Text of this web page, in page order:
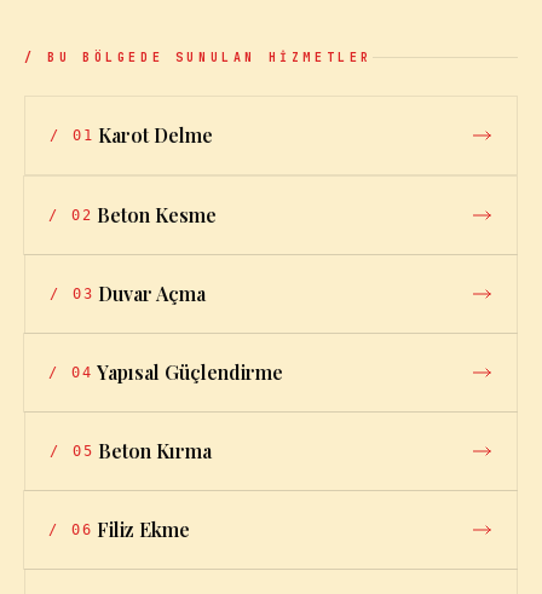
/ BU BÖLGEDE SUNULAN HİZMETLER
/ 01 Karot Delme
/ 02 Beton Kesme
/ 03 Duvar Açma
/ 04 Yapısal Güçlendirme
/ 05 Beton Kırma
/ 06 Filiz Ekme